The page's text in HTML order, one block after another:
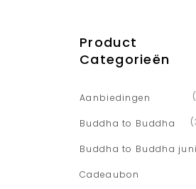
Product
Categorieën
Aanbiedingen
Buddha to Buddha
Buddha to Buddha
Cadeaubon